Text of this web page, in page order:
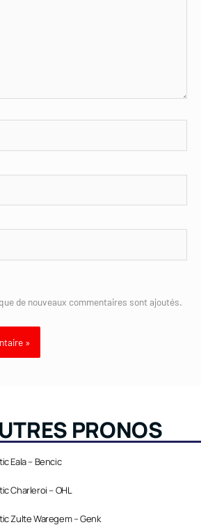
de nouveaux commentaires sont ajoutés.
PRONOS
Eala – Bencic
Charleroi – OHL
Zulte Waregem – Genk